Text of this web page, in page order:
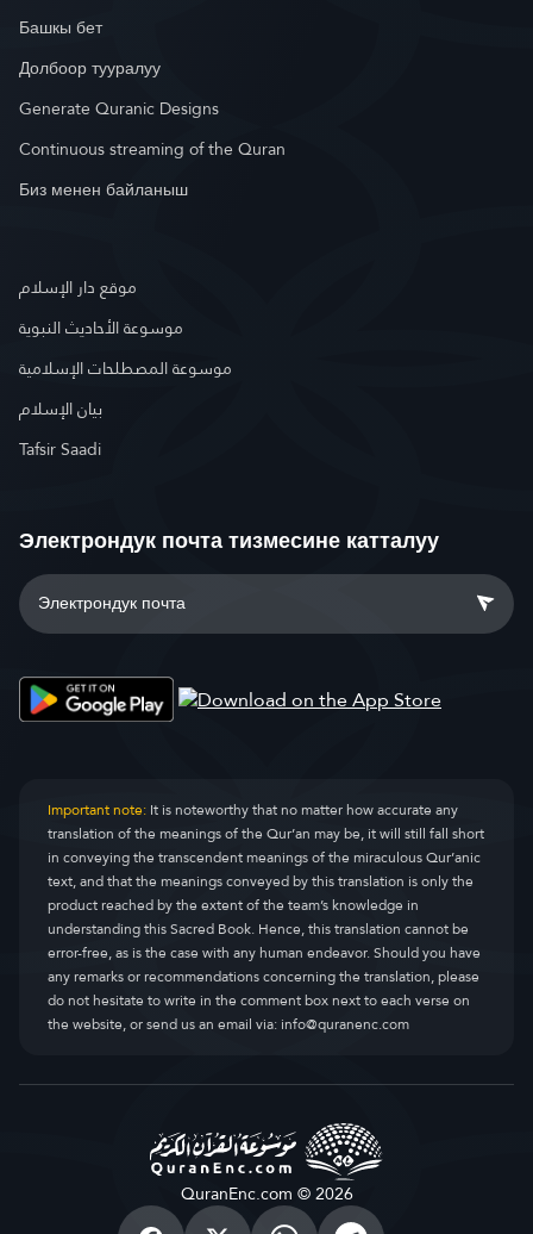
Башкы бет
Долбоор тууралуу
Generate Quranic Designs
Continuous streaming of the Quran
Биз менен байланыш
موقع دار الإسلام
موسوعة الأحاديث النبوية
موسوعة المصطلحات الإسلامية
بيان الإسلام
Tafsir Saadi
Электрондук почта тизмесине катталуу
Important note:It is noteworthy that no matter how accurate any
translation of the meanings of the Qur’an may be, it will still fall short
in conveying the transcendent meanings of the miraculous Qur’anic
text, and that the meanings conveyed by this translation is only the
product reached by the extent of the team’s knowledge in
understanding this Sacred Book. Hence, this translation cannot be
error-free, as is the case with any human endeavor. Should you have
any remarks or recommendations concerning the translation, please
do not hesitate to write in the comment box next to each verse on
the website, or send us an email via:info@quranenc.com
QuranEnc.com © 2026